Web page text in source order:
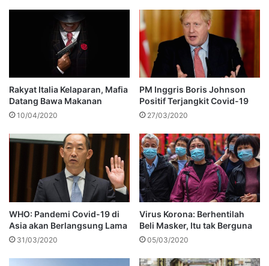
Rakyat Italia Kelaparan, Mafia
Datang Bawa Makanan
10/04/2020
PM Inggris Boris Johnson
Positif Terjangkit Covid-19
27/03/2020
WHO: Pandemi Covid-19 di
Asia akan Berlangsung Lama
31/03/2020
Virus Korona: Berhentilah
Beli Masker, Itu tak Berguna
05/03/2020